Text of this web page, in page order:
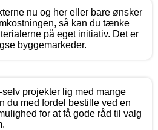
nu og her eller bare ønsker
så kan du tænke
på eget initiativ. Det er
byggemarkeder.
projekter lig med mange
du med fordel bestille ved en
for at få gode råd til valg